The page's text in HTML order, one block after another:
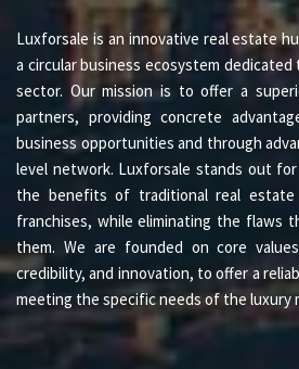
und seiner Landschaft, ist heute
interessantesten Reiseziele im
Tal der Tempel bis zu den
das Gebiet eine internationale
der Suche nach authentischen
unberührten Orten ist.
EINE MÖGLICHKEIT, EIN
SCHAFFEN
Dieses Projekt ist nicht einfach
sondern eine Gelegenheit, einen
zu gestalten, der in der Lage ist,
zeitgenössischen
Luxforsale is an innovative real estate
a circular business ecosystem
sector. Our mission is to offer a
partners, providing concrete
business opportunities and through
level network. Luxforsale stands out
the benefits of traditional real estate
franchises, while eliminating the flaws
them. We are founded on core
credibility, and innovation, to offer a
meeting the specific needs of the luxury